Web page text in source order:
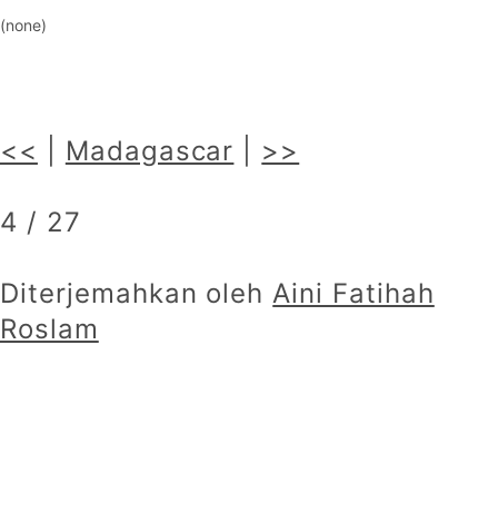
(none)
<< Madagascar >>
4 / 27
Diterjemahkan oleh Aini Fatihah
Roslam